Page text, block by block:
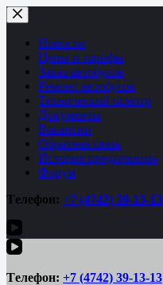
Перейти
к
сути
Новости
Цены и тарифы
Заказ автобусов
Ремонт автобусов
Технический осмотр
Документы
Вакансии
Обратная связь
История предприятия
Форум
Tелефон: +7 (4742) 39-13-13
Tелефон: +7 (4742) 39-13-13